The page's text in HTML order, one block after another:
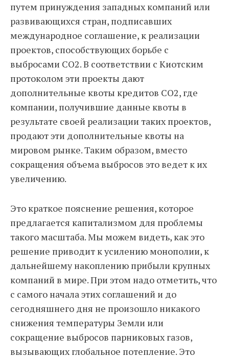
путем принуждения западных компаний или
развивающихся стран, подписавших
международное соглашение, к реализации
проектов, способствующих борьбе с
выбросами CO2. В соответствии с Киотским
протоколом эти проекты дают
дополнительные квоты кредитов CO2, где
компании, получившие данные квоты в
результате своей реализации таких проектов,
продают эти дополнительные квоты на
мировом рынке. Таким образом, вместо
сокращения объема выбросов это ведет к их
увеличению.
Это краткое пояснение решения, которое
предлагается капитализмом для проблемы
такого масштаба. Мы можем видеть, как это
решение приводит к усилению монополии, к
дальнейшему накоплению прибыли крупных
компаний в мире. При этом надо отметить, что
с самого начала этих соглашений и до
сегодняшнего дня не произошло никакого
снижения температуры Земли или
сокращение выбросов парниковых газов,
вызывающих глобальное потепление. Это